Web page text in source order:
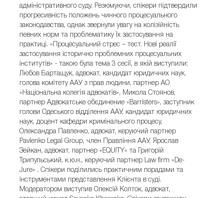
адміністративного суду. Резюмуючи, спікери підтвердили
прогресивність положень чинного процесуального
законодавства, однак звернули увагу на колізійність
певних норм та проблематику їх застосування на
практиці. «Процесуальний стрес – тест. Нові реалії
застосування історично проблемних процесуальних
інститутів» - такою була тема 3 сесії, в якій виступили:
Любов Бартащук, адвокат, кандидат юридичних наук,
голова комітету ААУ з прав людини, партнер АО
«Національна колегія адвокатів», Микола Стоянов,
партнер Адвокатське обєдинение «Barristers», заступник
голови Одеського відділення ААУ, кандидат юридичних
наук, доцент кафедри кримінального процесу,
Олександра Павленко, адвокат, керуючий партнер
Pavlenko Legal Group, член Правління ААУ, Ярослав
Зейкан, адвокат, партнер «EQUITY» та Григорій
Трипульський, к.ю.н., керуючий партнер Law firm «De-
Jure» . Спікери поділились практичним порадами та
інструментами представлення Клієнта в суді.
Модератором виступив Олексій Колток, адвокат,